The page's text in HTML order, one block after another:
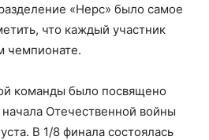
«Нерс» было самое
что каждый участник
чемпионате.
команды было посвящено
Отечественной войны
В 1/8 финала состоялась